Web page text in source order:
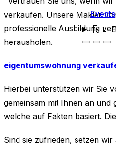
Events
🇬🇧
verkaufen. Unsere Makler
professionelle Ausbildung
herausholen.
eigentumswohnung
Hierbei unterstützen wir Sie
gemeinsam mit Ihnen an und
welche auf Fakten basiert.
Sind sie zufrieden, setzen